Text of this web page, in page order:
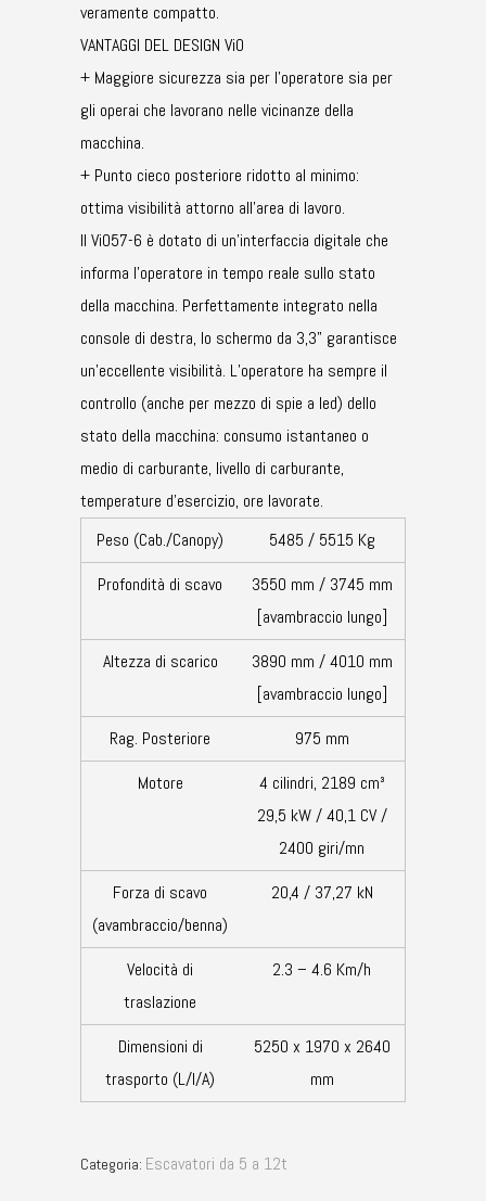
veramente compatto.
VANTAGGI DEL DESIGN ViO
+ Maggiore sicurezza sia per l’operatore sia per
gli operai che lavorano nelle vicinanze della
macchina.
+ Punto cieco posteriore ridotto al minimo:
ottima visibilità attorno all’area di lavoro.
Il ViO57-6 è dotato di un’interfaccia digitale che
informa l’operatore in tempo reale sullo stato
della macchina. Perfettamente integrato nella
console di destra, lo schermo da 3,3” garantisce
un’eccellente visibilità. L’operatore ha sempre il
controllo (anche per mezzo di spie a led) dello
stato della macchina: consumo istantaneo o
medio di carburante, livello di carburante,
temperature d’esercizio, ore lavorate.
Peso (Cab./Canopy)
5485 / 5515 Kg
Profondità di scavo
3550 mm / 3745 mm
[avambraccio lungo]
Altezza di scarico
3890 mm / 4010 mm
[avambraccio lungo]
Rag. Posteriore
975 mm
Motore
4 cilindri, 2189 cm³
29,5 kW / 40,1 CV /
2400 giri/mn
Forza di scavo
(avambraccio/benna)
20,4 / 37,27 kN
Velocità di
traslazione
2.3 – 4.6 Km/h
Dimensioni di
trasporto (L/l/A)
5250 x 1970 x 2640
mm
Categoria: Escavatori da 5 a 12t